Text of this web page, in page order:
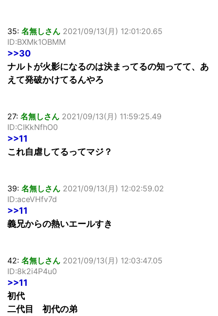
35: 名無しさん 2021/09/13(月) 12:01:20.65
ID:BXMk1OBMM
>>30
ナルトが火影になるのは決まってるの知ってて、あ
えて発破かけてるんやろ
27: 名無しさん 2021/09/13(月) 11:59:25.49
ID:CIKkNfhO0
>>11
これ自虐してるってマジ？
39: 名無しさん 2021/09/13(月) 12:02:59.02
ID:aceVHfv7d
>>11
義兄からの熱いエールすき
42: 名無しさん 2021/09/13(月) 12:03:47.05
ID:8k2i4P4u0
>>11
初代
二代目 初代の弟